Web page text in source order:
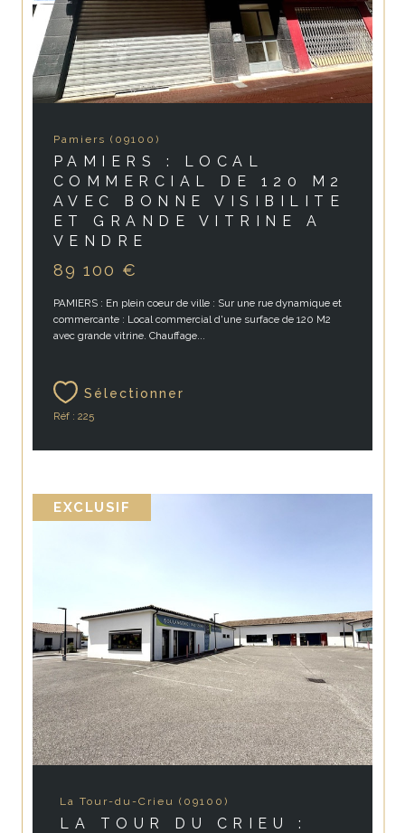
Pamiers (09100)
PAMIERS : LOCAL
COMMERCIAL DE 120 M2
AVEC BONNE VISIBILITE
ET GRANDE VITRINE A
VENDRE
89 100 €
PAMIERS : En plein coeur de ville : Sur une rue dynamique et
commercante : Local commercial d'une surface de 120 M2
avec grande vitrine. Chauffage...
Sélectionner
Réf : 225
La Tour-du-Crieu (09100)
LA TOUR DU CRIEU :
EXCLUSIF